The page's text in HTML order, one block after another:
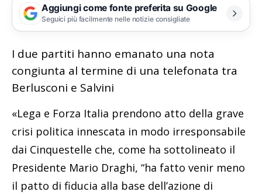
Aggiungi come fonte preferita su Google
Seguici più facilmente nelle notizie consigliate
I due partiti hanno emanato una nota
congiunta al termine di una telefonata tra
Berlusconi e Salvini
«Lega e Forza Italia prendono atto della grave
crisi politica innescata in modo irresponsabile
dai Cinquestelle che, come ha sottolineato il
Presidente Mario Draghi, “ha fatto venir meno
il patto di fiducia alla base dell’azione di